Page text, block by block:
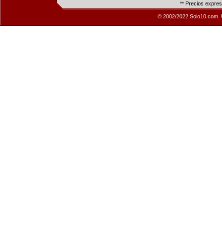
** Precios
© 2002/2022 Solo10.com